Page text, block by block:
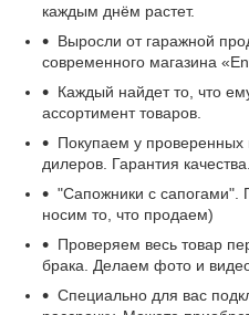
каждым днём растет.
Выросли от гаражной
современного магазина
Каждый найдет то, что
ассортимент товаров.
Покупаем у проверенных
дилеров. Гарантия качества.
"Сапожники с сапогами".
носим то, что продаем)
Проверяем весь товар
брака. Делаем фото и
Специально для вас